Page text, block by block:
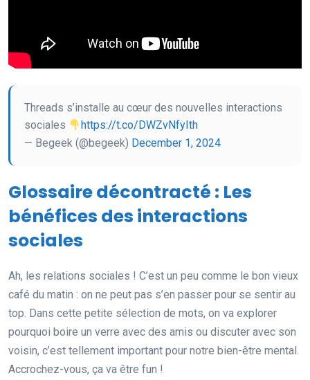
Threads s’installe au cœur des nouvelles interactions
sociales
https://t.co/DWZvNfyIth
— Begeek (@begeek) December 1, 2024
Glossaire décontracté : Les
bénéfices des interactions
sociales
Ah, les relations sociales ! C’est un peu comme le bon vieux
café du matin : on ne peut pas s’en passer pour se sentir au
top. Dans cette petite sélection de mots, on va explorer
pourquoi boire un verre avec des amis ou discuter avec son
voisin, c’est tellement important pour notre bien-être mental.
Accrochez-vous, ça va être fun !